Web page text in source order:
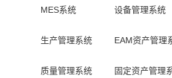
MES系统 设备管理系统
生产管理系统 EAM资产管理
质量管理系统 固定资产管理